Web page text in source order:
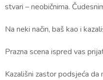
stvari – neobičnima.
Na neki način, baš kao i
Prazna scena ispred vas
Kazališni zastor podsjeća